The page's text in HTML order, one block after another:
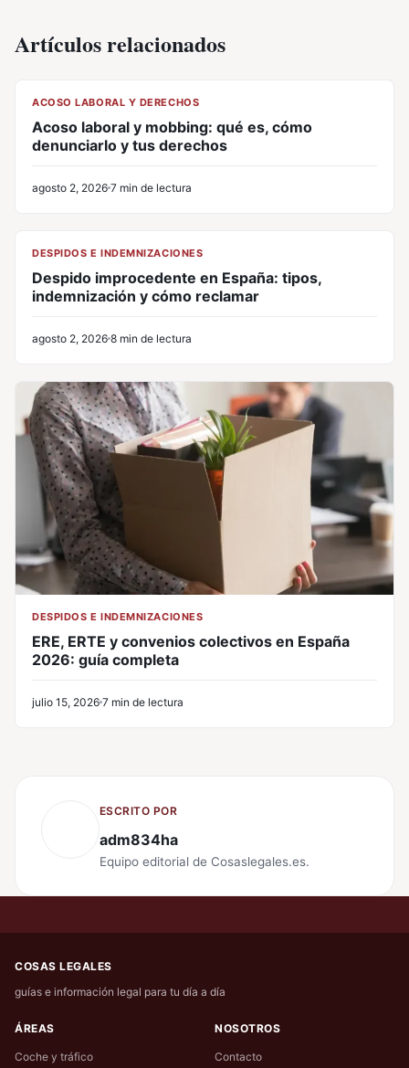
Artículos relacionados
ACOSO LABORAL Y DERECHOS
Acoso laboral y mobbing: qué es, cómo
denunciarlo y tus derechos
agosto 2, 2026 7 min de lectura
DESPIDOS E INDEMNIZACIONES
Despido improcedente en España: tipos,
indemnización y cómo reclamar
agosto 2, 2026 8 min de lectura
DESPIDOS E INDEMNIZACIONES
ERE, ERTE y convenios colectivos en España
2026: guía completa
julio 15, 2026 7 min de lectura
ESCRITO POR
adm834ha
Equipo editorial de Cosaslegales.es.
COSAS LEGALES
guías e información legal para tu día a día
ÁREAS
Coche y tráfico
NOSOTROS
Contacto